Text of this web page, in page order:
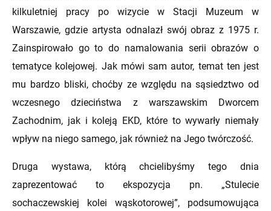
kilkuletniej pracy po wizycie w Stacji Muzeum w
Warszawie, gdzie artysta odnalazł swój obraz z 1975 r.
Zainspirowało go to do namalowania serii obrazów o
tematyce kolejowej. Jak mówi sam autor, temat ten jest
mu bardzo bliski, choćby ze względu na sąsiedztwo od
wczesnego dzieciństwa z warszawskim Dworcem
Zachodnim, jak i koleją EKD, które to wywarły niemały
wpływ na niego samego, jak również na Jego twórczość.
Druga wystawa, którą chcielibyśmy tego dnia
zaprezentować to ekspozycja pn. „Stulecie
sochaczewskiej kolei wąskotorowej”, podsumowująca